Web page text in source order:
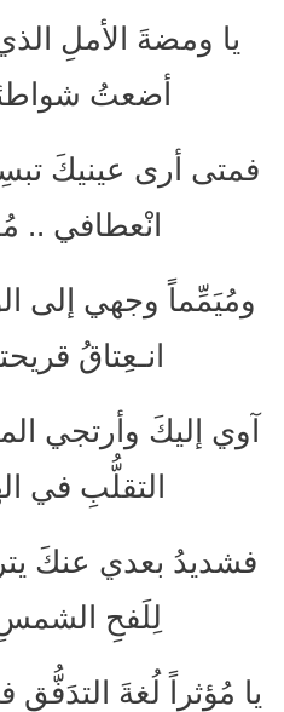
يا ومضةَ الأملِ
أضعتُ
فمتى أرى عينيكَ
انْعطافي ..
ومُيَمِّماً وجهي إلى
انـعِتاقُ
آوي إليكَ وأرتجي
التقلُّبِ في
فشديدُ بعدي عنكَ
لِلَفحِ
يا مُؤثراً لُغةَ